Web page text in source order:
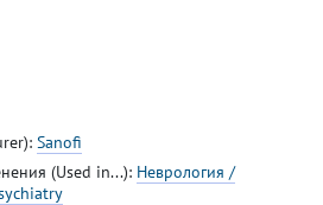
Sanofi
(Used in...): Неврология /